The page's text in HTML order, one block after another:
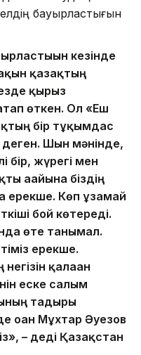
бауырластығын
кезінде
қазақтың
қырғыз
өткен. Ол «Еш
бір тұқымдас
Шын мәнінде,
бір, жүрегі мен
ағайынға біздің
Көп ұзамай
бой көтереді.
өте танымал.
ерекше.
қалаған
еске салғым
тағдыры
оған Мұхтар Әуезов
– деді Қазақстан